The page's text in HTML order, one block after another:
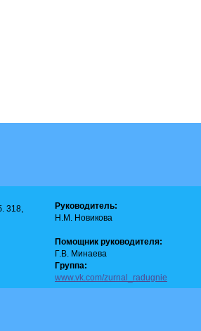
318,
Руководитель:
Н.М. Новикова
Помощник руководителя:
Г.В. Минаева
Группа:
www.vk.com/zurnal_radugnie